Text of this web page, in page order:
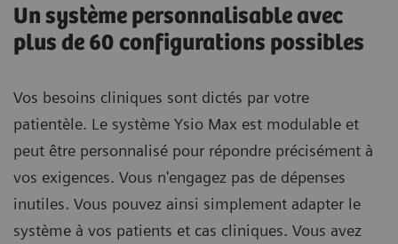
Un système personnalisable avec
plus de 60 configurations possibles
Vos besoins cliniques sont dictés par votre
patientèle. Le système Ysio Max est modulable et
peut être personnalisé pour répondre précisément à
vos exigences. Vous n'engagez pas de dépenses
inutiles. Vous pouvez ainsi simplement adapter le
système à vos patients et cas cliniques. Vous avez